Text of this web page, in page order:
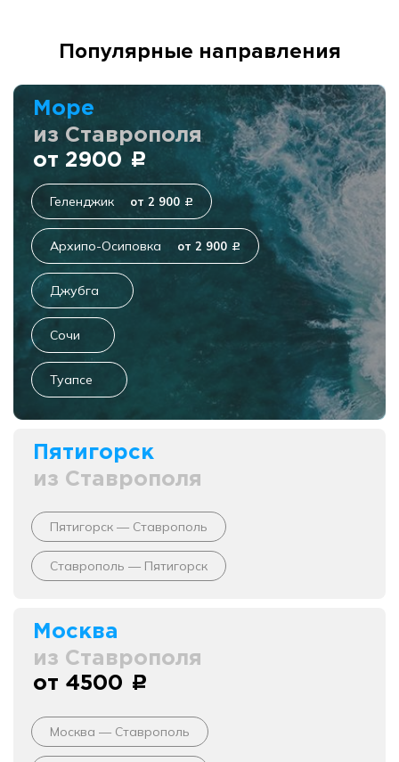
Популярные направления
Море
из Ставрополя
от 2900 c
Геленджик от 2 900 c
Архипо-Осиповка от 2 900 c
Джубга
Сочи
Туапсе
Пятигорск
из Ставрополя
Пятигорск — Ставрополь
Ставрополь — Пятигорск
Москва
из Ставрополя
от 4500 c
Москва — Ставрополь